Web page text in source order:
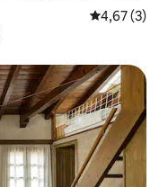
4,67 de
4,67 (3)